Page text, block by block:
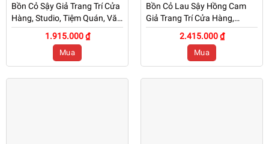
Bồn Cỏ Sậy Giả Trang Trí Cửa
Hàng, Studio, Tiệm Quán, Văn
Phòng, Nhà Cửa – Cao 1m –
Mã: PN-CG0215
1.915.000 ₫
Mua
Bồn Cỏ Lau Sậy Hồng Cam
Giả Trang Trí Cửa Hàng,
Studio, Tiệm Quán, Văn
Phòng, Nhà Cửa – Cao 1m1 –
Mã: PN-CG0214
2.415.000 ₫
Mua